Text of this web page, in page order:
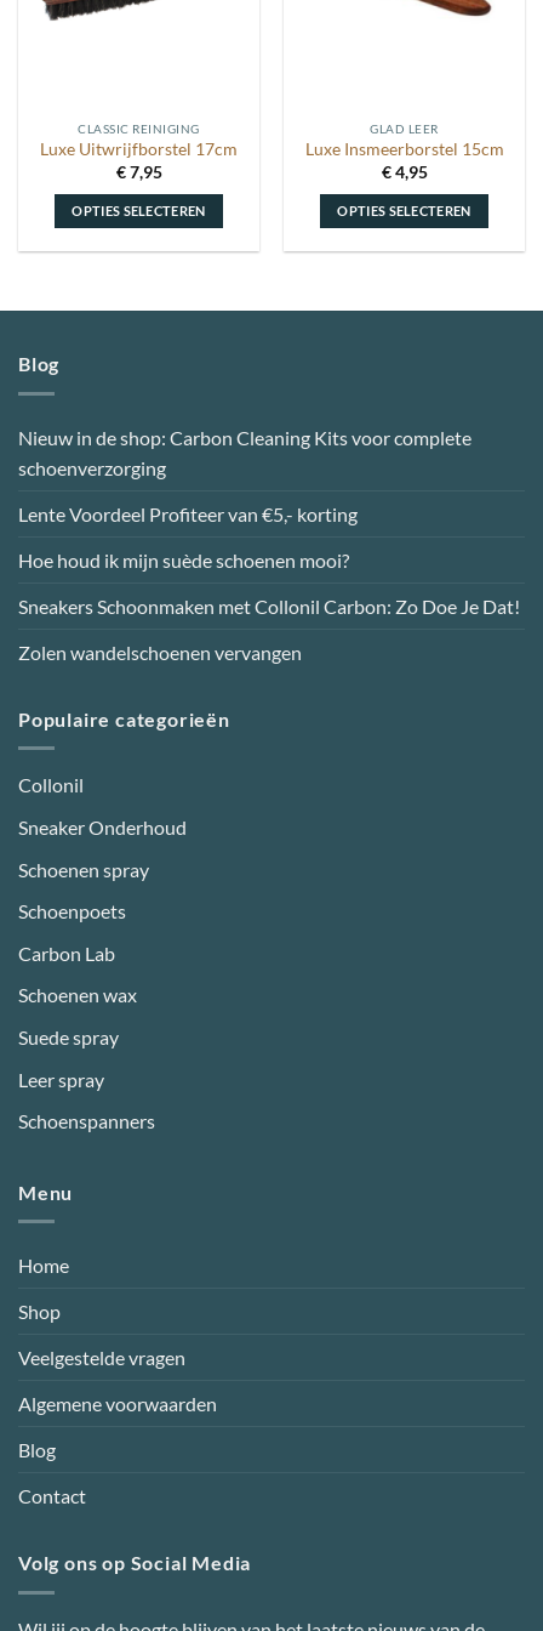
CLASSIC REINIGING
Luxe Uitwrijfborstel 17cm
€7,95
OPTIES SELECTEREN
meerdere
gekozen
worden
de
GLAD LEER
Luxe Insmeerborstel 15cm
€4,95
OPTIES SELECTEREN
meerdere
gekozen
Blog
Nieuw in de shop: Carbon Cleaning Kits voor complete
schoenverzorging
Lente Voordeel Profiteer van €5,- korting
Hoe houd ik mijn suède schoenen mooi?
Sneakers Schoonmaken met Collonil Carbon: Zo Doe Je Dat!
Zolen wandelschoenen vervangen
Populaire categorieën
Collonil
Sneaker Onderhoud
Schoenen spray
Schoenpoets
Carbon Lab
Schoenen wax
Suede spray
Leer spray
Schoenspanners
Menu
Home
Shop
Veelgestelde vragen
Algemene voorwaarden
Blog
Contact
Volg ons op Social Media